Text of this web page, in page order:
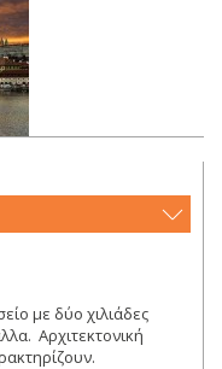
με δύο χιλιάδες
Αρχιτεκτονική